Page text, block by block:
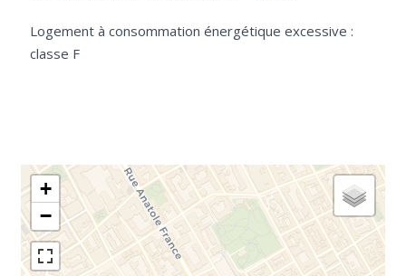
Logement à consommation énergétique excessive :
classe F
+
−